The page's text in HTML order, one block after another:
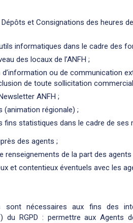
et Consignations des heures
informatiques dans le cadre des
des locaux de l’ANFH ;
d’information ou de communication
de toute sollicitation
ANFH ;
(animation régionale) ;
fins statistiques dans le cadre de ses
des agents ;
renseignements de la part des agents
et contentieux éventuels avec les
sont nécessaires aux fins des
du RGPD : permettre aux Agents